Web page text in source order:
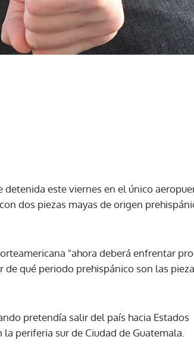
este viernes en el único
dos piezas mayas de origen
"ahora deberá enfrentar
qué periodo prehispánico son las
pretendía salir del país hacia Estados
periferia sur de Ciudad de Guatemala.